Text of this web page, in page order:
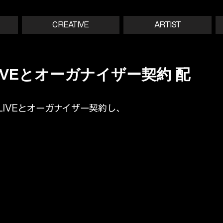
CREATIVE ARTIST
とオーガナイザー契約 配
とオーガナイザー契約し、